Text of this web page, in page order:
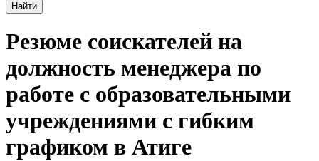
Найти
Резюме соискателей на
должность менеджера по
работе с образовательными
учреждениями с гибким
графиком в Атиге